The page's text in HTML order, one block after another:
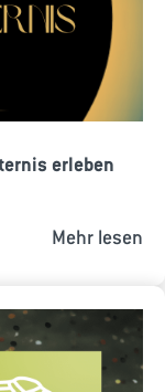
erleben
Mehr lesen